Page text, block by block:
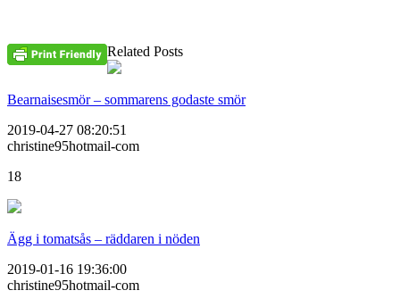
Related Posts
Bearnaisesmör – sommarens godaste smör
2019-04-27 08:20:51
christine95hotmail-com
18
Ägg i tomatsås – räddaren i nöden
2019-01-16 19:36:00
christine95hotmail-com